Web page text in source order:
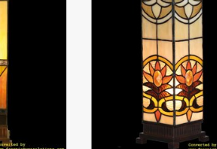
E27 max
AAN
max 40w
TOEVOEGEN
WINKELWAGEN